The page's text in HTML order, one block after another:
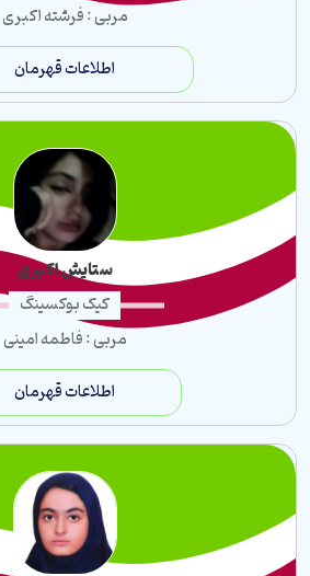
مربی : فرشته اکبری
اطلاعات قهرمان
ستایش اکبری
کیک بوکسینگ
مربی : فاطمه امینی
اطلاعات قهرمان